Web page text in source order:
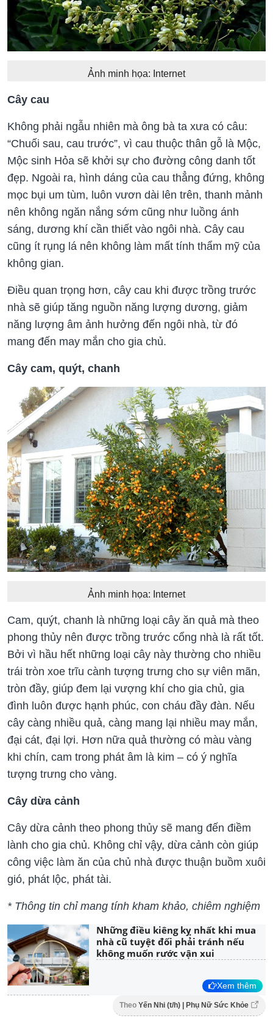
Ảnh minh họa: Internet
Cây cau
Không phải ngẫu nhiên mà ông bà ta xưa có câu:
“Chuối sau, cau trước”, vì cau thuộc thân gỗ là Mộc,
Mộc sinh Hỏa sẽ khởi sự cho đường công danh tốt
đẹp. Ngoài ra, hình dáng của cau thẳng đứng, không
mọc bụi um tùm, luôn vươn dài lên trên, thanh mảnh
nên không ngăn nắng sớm cũng như luồng ánh
sáng, dương khí cần thiết vào ngôi nhà. Cây cau
cũng ít rụng lá nên không làm mất tính thẩm mỹ của
không gian.
Điều quan trọng hơn, cây cau khi được trồng trước
nhà sẽ giúp tăng nguồn năng lượng dương, giảm
năng lượng âm ảnh hưởng đến ngôi nhà, từ đó
mang đến may mắn cho gia chủ.
Cây cam, quýt, chanh
Ảnh minh họa: Internet
Cam, quýt, chanh là những loại cây ăn quả mà theo
phong thủy nên được trồng trước cổng nhà là rất tốt.
Bởi vì hầu hết những loại cây này thường cho nhiều
trái tròn xoe trĩu cành tượng trưng cho sự viên mãn,
tròn đầy, giúp đem lại vượng khí cho gia chủ, gia
đình luôn được hạnh phúc, con cháu đầy đàn. Nếu
cây càng nhiều quả, càng mang lại nhiều may mắn,
đại cát, đại lợi. Hơn nữa quả thường có màu vàng
khi chín, cam trong phát âm là kim – có ý nghĩa
tượng trưng cho vàng.
Cây dừa cảnh
Cây dừa cảnh theo phong thủy sẽ mang đến điềm
lành cho gia chủ. Không chỉ vậy, dừa cảnh còn giúp
công việc làm ăn của chủ nhà được thuận buồm xuôi
gió, phát lộc, phát tài.
* Thông tin chỉ mang tính kham khảo, chiêm nghiệm
Những điều kiêng kỵ nhất khi mua
nhà cũ tuyệt đối phải tránh nếu
không muốn rước vận xui
Xem thêm
Theo Yến Nhi (t/h) | Phụ Nữ Sức Khỏe